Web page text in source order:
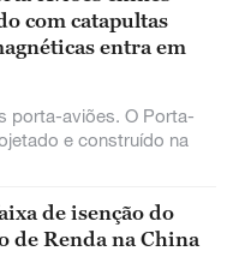
com catapultas
entra em
porta-aviões. O Porta-
e construído na
de isenção do
de Renda na China